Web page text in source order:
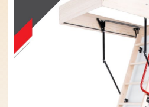
Питання
Контакти
Вікна та сходи
Солнце защита